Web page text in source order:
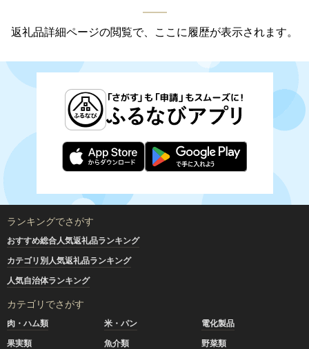
返礼品詳細ページの閲覧で、ここに履歴が表示されます。
ランキングでさがす
おすすめ総合人気返礼品ランキング
カテゴリ別人気返礼品ランキング
人気自治体ランキング
カテゴリでさがす
肉・ハム類 米・パン
電化製品
果実類
魚介類
野菜類